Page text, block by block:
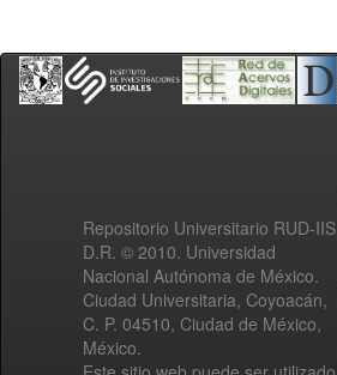
Repositorio Universitario RUD-IIS
D.R. © 2010. Universidad
Nacional Autónoma de México.
Ciudad Universitaria, Coyoacán,
C. P. 04510, Ciudad de México,
México.